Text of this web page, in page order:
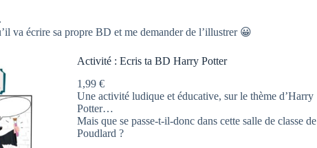
va écrire sa propre BD et me demander de l’illustrer 😀
Activité : Ecris ta BD Harry Potter
1,99€
Une activité ludique et éducative, sur le thème d’Harry
Potter…
Mais que se passe-t-il-donc dans cette salle de classe de
Poudlard ?